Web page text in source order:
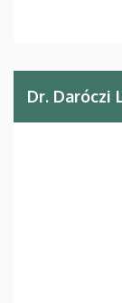
Dr. Daróczi